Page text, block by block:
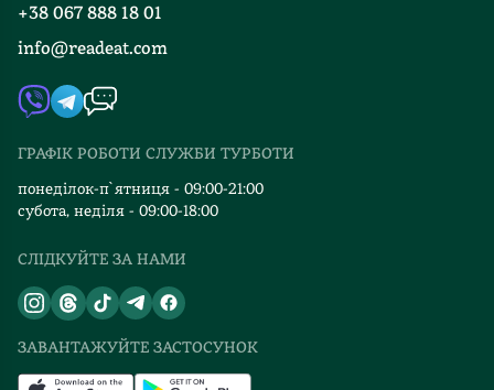
Книгарні
Контакти
Автори
Видавництва
Відгуки та оцінка RDT
+38 067 888 18 01
info@readeat.com
ГРАФІК РОБОТИ СЛУЖБИ ТУРБОТИ
понеділок-п`ятниця - 09:00-21:00
субота, неділя - 09:00-18:00
СЛІДКУЙТЕ ЗА НАМИ
ЗАВАНТАЖУЙТЕ ЗАСТОСУНОК